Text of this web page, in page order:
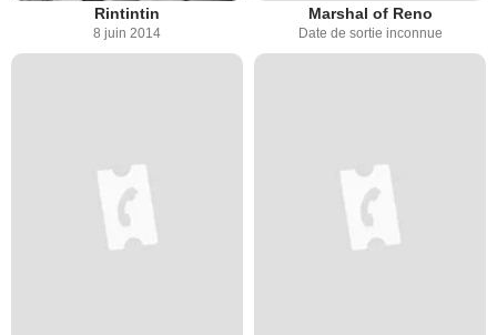
Rintintin
8 juin 2014
Marshal of Reno
Date de sortie inconnue